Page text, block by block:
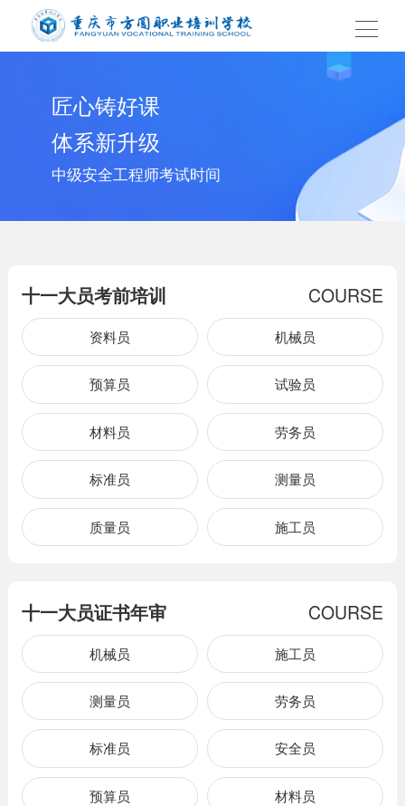
匠心铸好课
体系新升级
中级安全工程师考试时间
十一大员考前培训 COURSE
资料员 机械员
预算员 试验员
材料员 劳务员
标准员 测量员
质量员 施工员
十一大员证书年审 COURSE
机械员 施工员
测量员 劳务员
标准员 安全员
预算员 材料员